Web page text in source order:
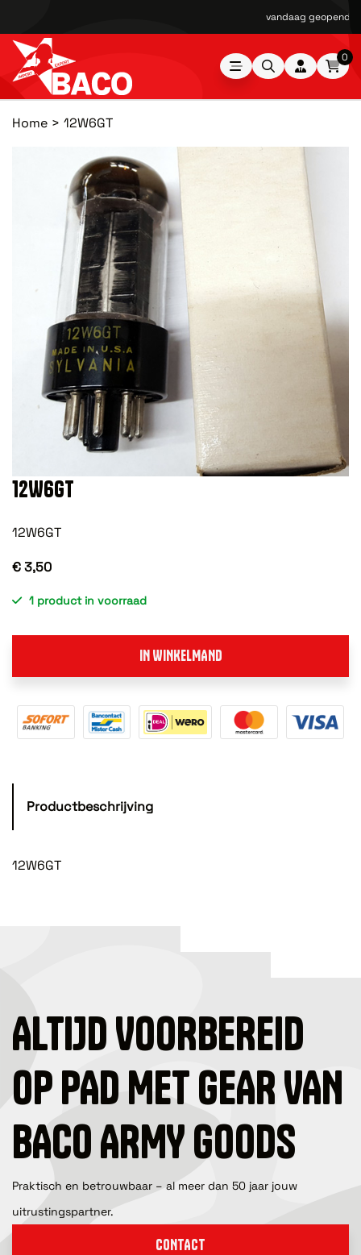
vandaag geopend
0
Home 12W6GT
12W6GT
12W6GT
€ 3,50
1 product in voorraad
IN WINKELMAND
Productbeschrijving
12W6GT
ALTIJD VOORBEREID
OP PAD MET GEAR VAN
BACO ARMY GOODS
Praktisch en betrouwbaar – al meer dan 50 jaar jouw
uitrustingspartner.
CONTACT